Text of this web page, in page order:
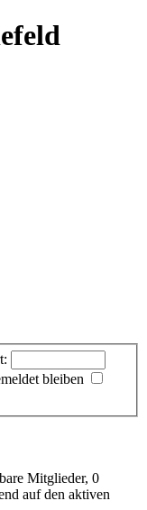
bleiben
Mitglieder, 0
auf den aktiven